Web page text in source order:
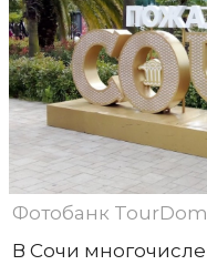
Фотобанк
В Сочи